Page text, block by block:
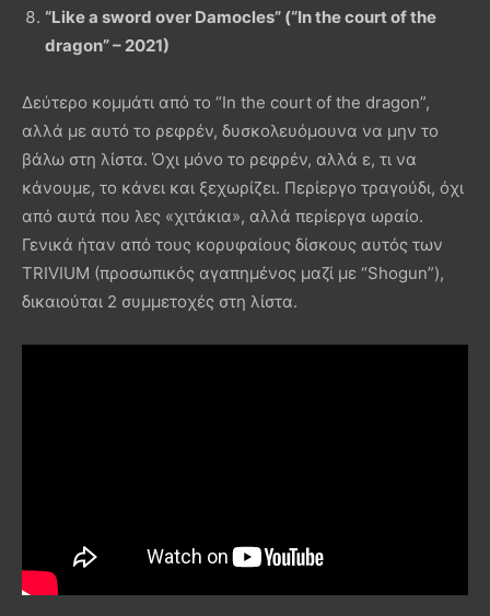
“Like a sword over Damocles” (“In the court of the
dragon” – 2021)
Δεύτερο κομμάτι από το “In the court of the dragon”,
αλλά με αυτό το ρεφρέν, δυσκολευόμουνα να μην το
βάλω στη λίστα. Όχι μόνο το ρεφρέν, αλλά ε, τι να
κάνουμε, το κάνει και ξεχωρίζει. Περίεργο τραγούδι, όχι
από αυτά που λες «χιτάκια», αλλά περίεργα ωραίο.
Γενικά ήταν από τους κορυφαίους δίσκους αυτός των
TRIVIUM (προσωπικός αγαπημένος μαζί με “Shogun”),
δικαιούται 2 συμμετοχές στη λίστα.